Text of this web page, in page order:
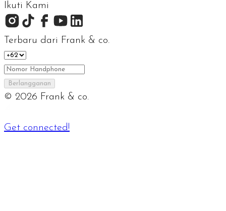
Ikuti Kami
Terbaru dari Frank & co.
Berlangganan
© 2026 Frank & co.
Get connected!